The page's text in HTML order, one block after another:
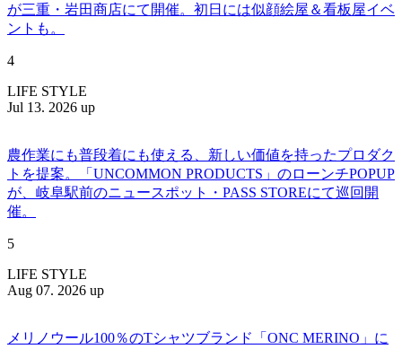
が三重・岩田商店にて開催。初日には似顔絵屋＆看板屋イベ
ントも。
4
LIFE STYLE
Jul 13. 2026 up
農作業にも普段着にも使える、新しい価値を持ったプロダク
トを提案。「UNCOMMON PRODUCTS」のローンチPOPUP
が、岐阜駅前のニュースポット・PASS STOREにて巡回開
催。
5
LIFE STYLE
Aug 07. 2026 up
メリノウール100％のTシャツブランド「ONC MERINO」に